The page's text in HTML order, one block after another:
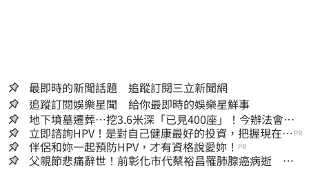
最即時的新聞話題 追蹤訂閱三立新聞網
追蹤訂閱娛樂星聞 給你最即時的娛樂星鮮事
地下墳墓遷葬…挖3.6米深「已見400座」！今辦法會安
撫祖先
立即諮詢HPV！是對自己健康最好的投資，把握現在不
嫌晚！
PR
伴侶和妳一起預防HPV，才有資格說愛妳！ PR
父親節悲痛辭世！前彰化市代蔡裕昌罹肺腺癌病逝 享